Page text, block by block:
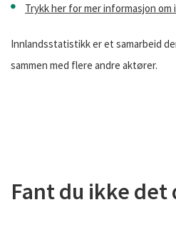
Trykk her for mer informasjon
Innlandsstatistikk er et samarbeid
sammen med flere andre aktører.
Fant du ikke